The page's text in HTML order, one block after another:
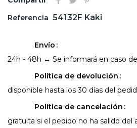
Referencia 54132F Kaki
Envío
24h - 48h ↔ Se informará en caso
Política de devolución
disponible hasta los 30 días del
Política de cancelación
gratuita si el pedido no ha salido del